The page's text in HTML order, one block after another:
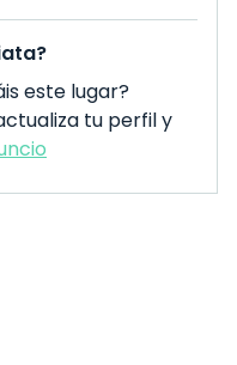
este lugar?
tu perfil y